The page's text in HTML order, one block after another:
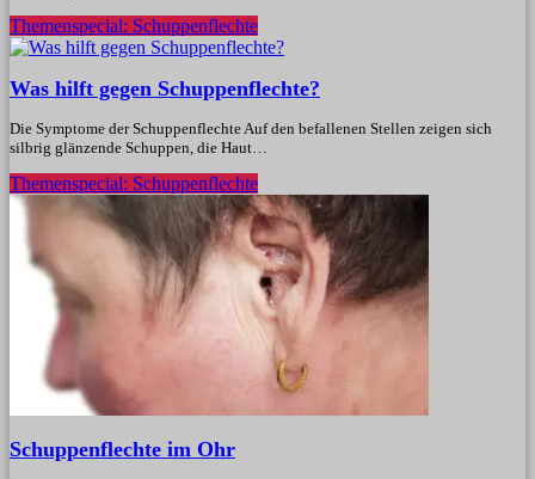
Themenspecial: Schuppenflechte
Was hilft gegen Schuppenflechte?
Die Symptome der Schuppenflechte Auf den befallenen Stellen zeigen sich
silbrig glänzende Schuppen, die Haut…
Themenspecial: Schuppenflechte
Schuppenflechte im Ohr